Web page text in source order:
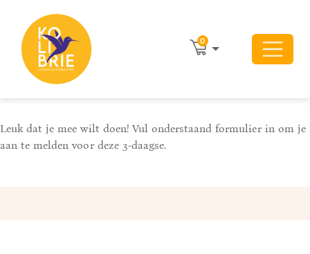
0
Leuk dat je mee wilt doen! Vul onderstaand formulier in om je
aan te melden voor deze 3-daagse.